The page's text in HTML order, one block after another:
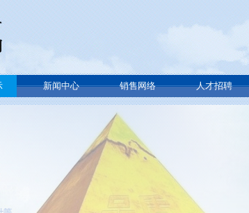
新闻中心 销售网络 人才招聘